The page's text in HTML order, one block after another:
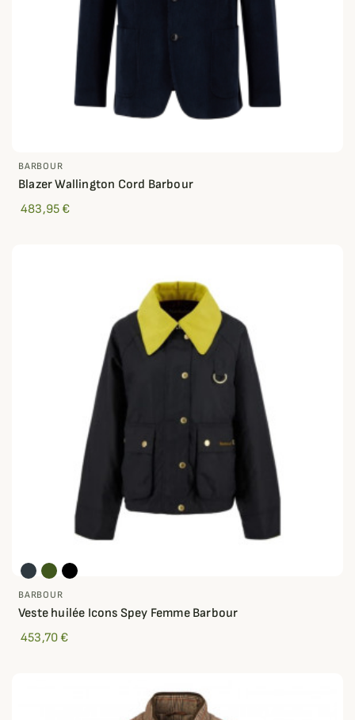
BARBOUR
Blazer Wallington Cord Barbour
483,95 €
BARBOUR
Veste huilée Icons Spey Femme Barbour
453,70 €